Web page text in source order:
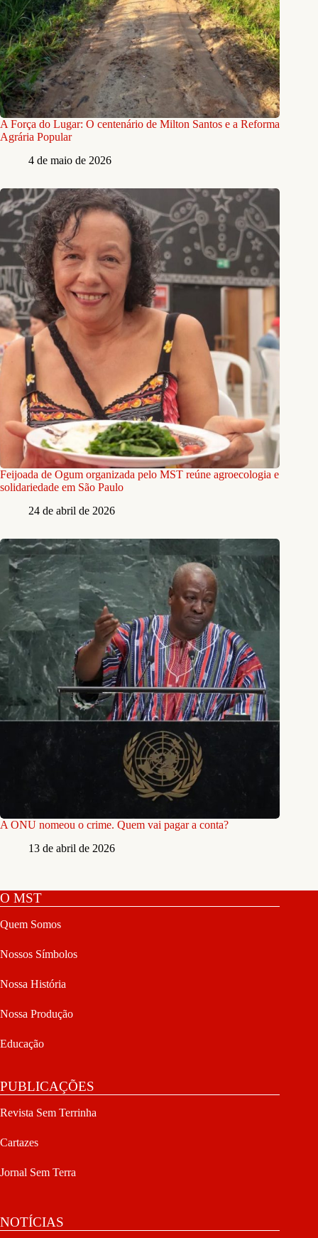
A Força do Lugar: O centenário de Milton Santos e a Reforma
Agrária Popular
4 de maio de 2026
Feijoada de Ogum organizada pelo MST reúne agroecologia e
solidariedade em São Paulo
24 de abril de 2026
A ONU nomeou o crime. Quem vai pagar a conta?
13 de abril de 2026
O MST
Quem Somos
Nossos Símbolos
Nossa História
Nossa Produção
Educação
PUBLICAÇÕES
Revista Sem Terrinha
Cartazes
Jornal Sem Terra
NOTÍCIAS